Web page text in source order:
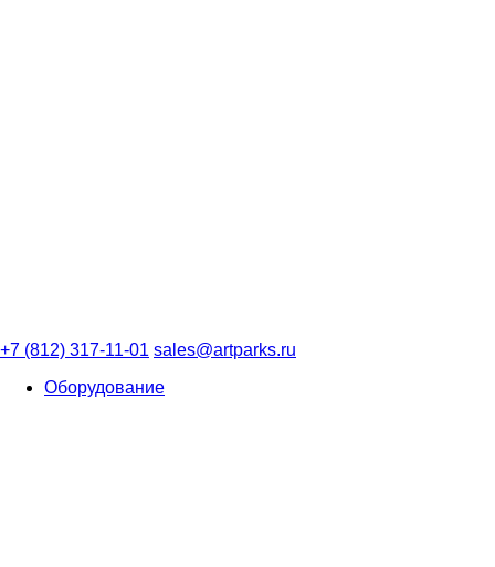
+7 (812) 317-11-01 sales@artparks.ru
Оборудование